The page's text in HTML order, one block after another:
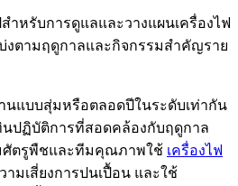
นแบบสุ่มหรือตลอดปีในระดับเท่ากัน
นปฏิบัติการที่สอดคล้องกับฤดูกาล
ศัตรูพืชและทีมคุณภาพใช้ เครื่องไฟ
มเสี่ยงการปนเปื้อน และใช้